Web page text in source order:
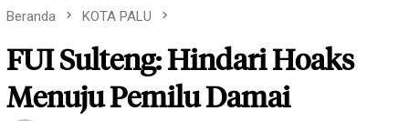
Beranda KOTA PALU
FUI Sulteng: Hindari Hoaks
Menuju Pemilu Damai